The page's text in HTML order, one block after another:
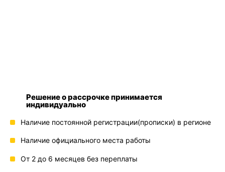
Решение о рассрочке принимается
индивидуально
Наличие постоянной регистрации(прописки) в регионе
Наличие официального места работы
От 2 до 6 месяцев без переплаты